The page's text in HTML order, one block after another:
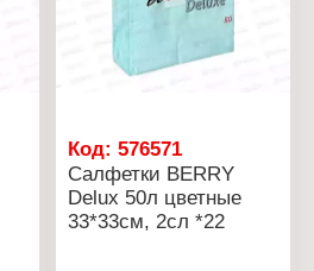
Код:576571
Салфетки BERRY
Delux 50л цветные
33*33см, 2сл *22